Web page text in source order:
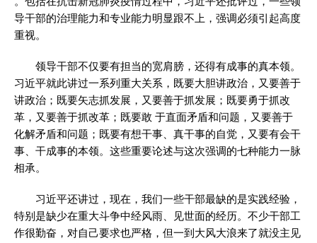
导干部的治理能力和专业能力明显跟不上，强调必须引起高度
重视。
领导干部不仅要有担当的宽肩膀，还得有成事的真本领。
习近平就此讲过一系列重大关系，既要大胆讲政治，又要善于
讲政治；既要矢志抓发展，又要善于抓发展；既要勇于抓改
革，又要善于抓改革；既要敢 于直面矛盾和问题，又要善于
化解矛盾和问题；既要有想干事、真干事的自觉，又要有会干
事、干成事的本领。这些重要论述与这次强调的七种能力一脉
相承。
习近平还讲过，现在，我们一些干部最缺的是实践经验，
特别是缺少在重大斗争中经风雨、见世面的经历。不少干部工
作很勤奋，对自己要求也严格，但一到大风大浪来了就没主见